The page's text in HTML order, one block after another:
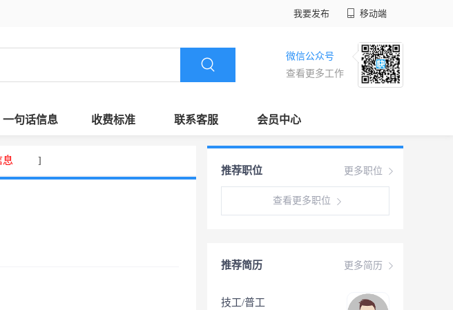
我要发布 移动端
微信公众号
查看更多工作
一句话信息 收费标准 联系客服 会员中心
息 ]
更多职位
推荐职位
查看更多职位
更多简历
推荐简历
技工/普工